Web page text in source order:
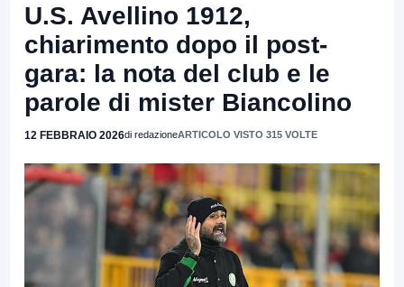
U.S. Avellino 1912,
chiarimento dopo il post-
gara: la nota del club e le
parole di mister Biancolino
12 FEBBRAIO 2026di redazioneARTICOLO VISTO 315 VOLTE